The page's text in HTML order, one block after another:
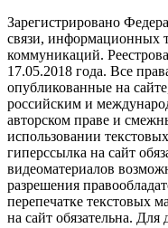
Зарегистрировано
связи, информационных
коммуникаций.
17.05.2018 года. Все
опубликованные на
российским и
авторском праве и
использовании
гиперссылка на сайт
видеоматериалов
разрешения
перепечатке текстовых
на сайт обязательна. Для